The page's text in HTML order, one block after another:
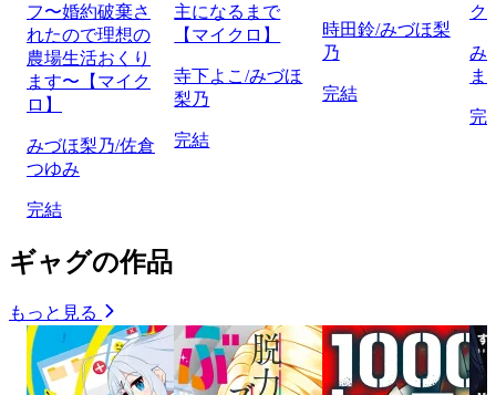
フ〜婚約破棄さ
れたので理想の
農場生活おくり
ます〜【マイク
ロ】
みづほ梨乃/佐倉
つゆみ
完結
主になるまで
【マイクロ】
寺下よこ/みづほ
梨乃
完結
時田鈴/みづほ梨
乃
完結
ク
み
ま
完
ギャグの作品
もっと見る